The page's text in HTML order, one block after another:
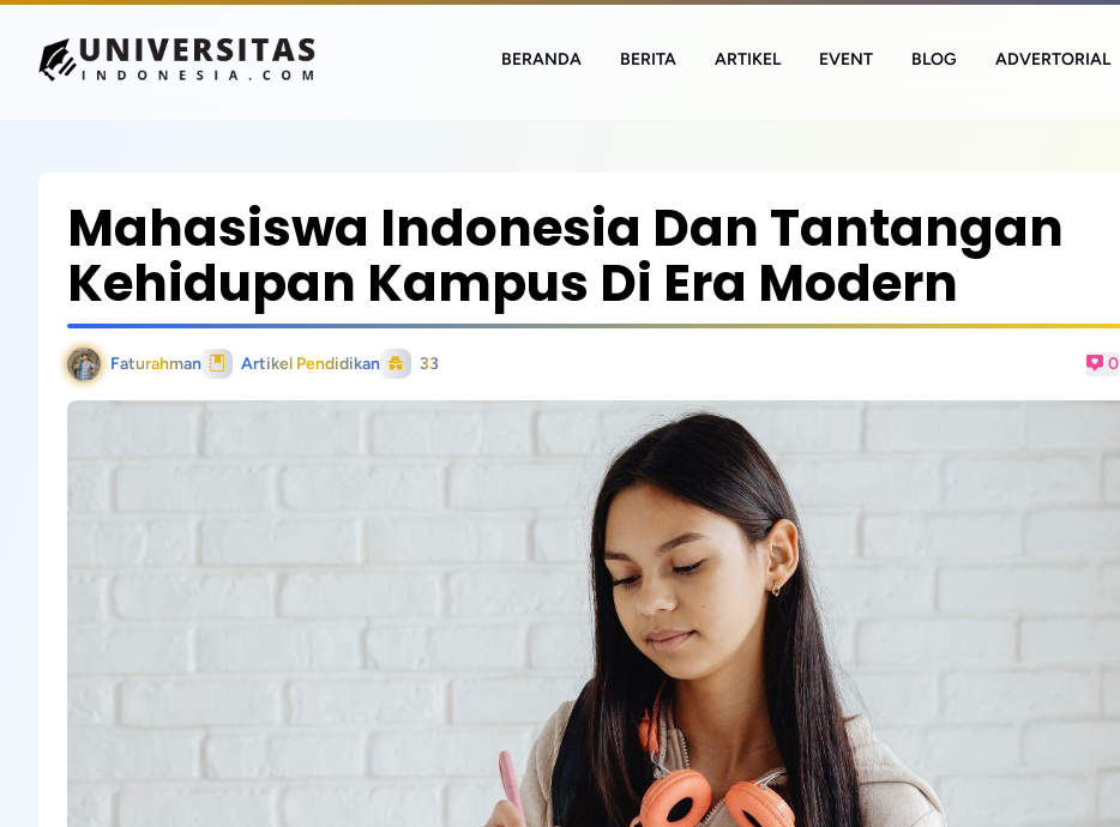
BERANDA BERITA ARTIKEL EVENT BLOG ADVERTORIAL
Mahasiswa Indonesia Dan Tantangan
Kehidupan Kampus Di Era Modern
Faturahman Artikel Pendidikan 33 0